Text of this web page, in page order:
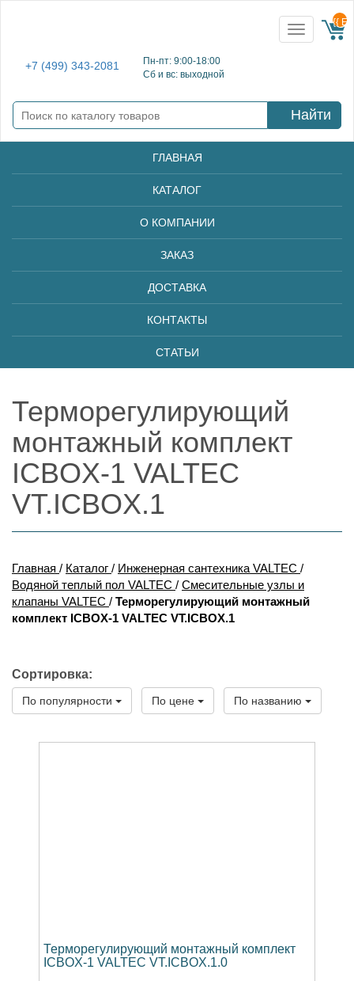
+7 (499) 343-2081
Пн-пт: 9:00-18:00
Сб и вс: выходной
Toggle
navigation
{{
Найти
ГЛАВНАЯ
КАТАЛОГ
О КОМПАНИИ
ЗАКАЗ
ДОСТАВКА
КОНТАКТЫ
СТАТЬИ
Терморегулирующий
монтажный комплект
ICBOX-1 VALTEC
VT.ICBOX.1
Главная / Каталог / Инженерная сантехника VALTEC /
Водяной теплый пол VALTEC / Смесительные узлы и
клапаны VALTEC / Терморегулирующий монтажный
комплект ICBOX-1 VALTEC VT.ICBOX.1
Сортировка:
По популярности По цене По названию
Терморегулирующий монтажный комплект
ICBOX-1 VALTEC VT.ICBOX.1.0